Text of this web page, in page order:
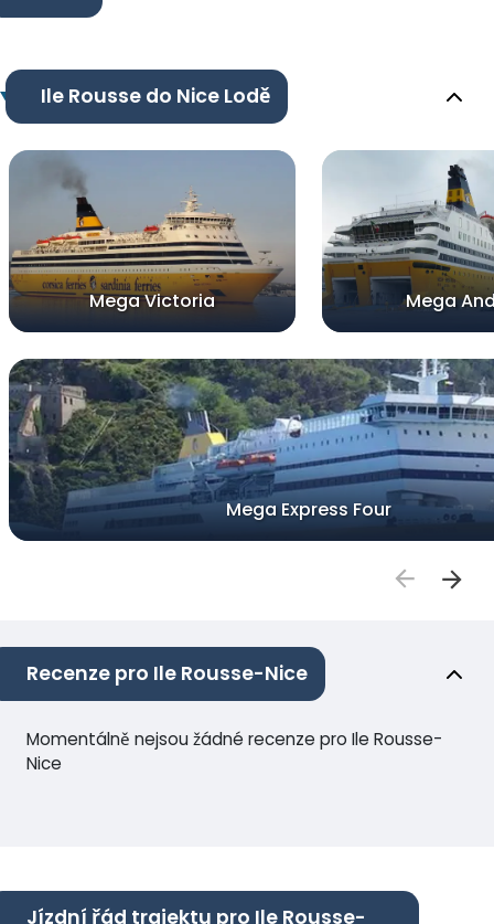
Ile Rousse do Nice Lodě
Mega Victoria Mega
Mega Express Four
Recenze pro Ile Rousse-Nice
Momentálně nejsou žádné recenze pro Ile Rousse-
Nice
Jízdní řád trajektu pro Ile Rousse-